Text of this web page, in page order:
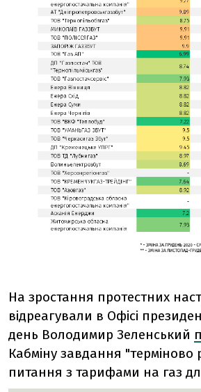
На зростання протестних
відреагували в Офісі
день Володимир Зеленський
Кабміну завдання "терміново
питання з тарифами на газ